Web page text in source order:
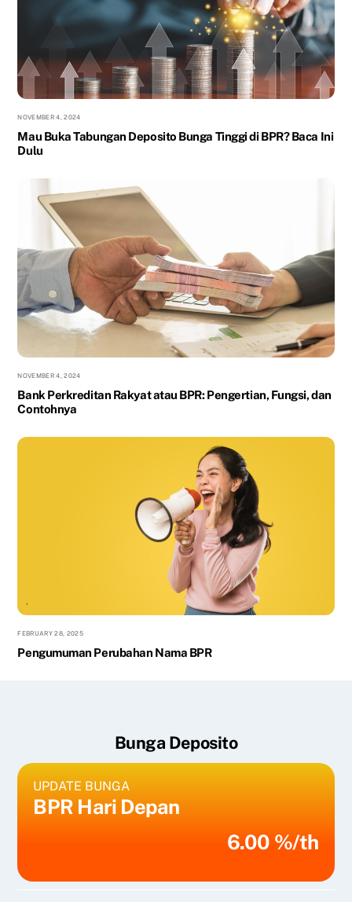
NOVEMBER 4, 2024
Mau Buka Tabungan Deposito Bunga Tinggi di BPR? Baca Ini
Dulu
NOVEMBER 4, 2024
Bank Perkreditan Rakyat atau BPR: Pengertian, Fungsi, dan
Contohnya
FEBRUARY 28, 2025
Pengumuman Perubahan Nama BPR
Bunga Deposito
UPDATE BUNGA
BPR Hari Depan
6.00 %/th